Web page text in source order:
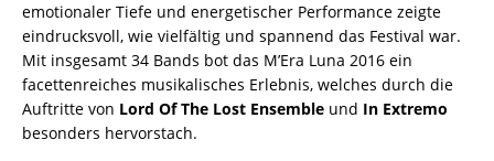
emotionaler Tiefe und energetischer Performance zeigte
eindrucksvoll, wie vielfältig und spannend das Festival war.
Mit insgesamt 34 Bands bot das M’Era Luna 2016 ein
facettenreiches musikalisches Erlebnis, welches durch die
Auftritte von Lord Of The Lost Ensemble und In Extremo
besonders hervorstach.